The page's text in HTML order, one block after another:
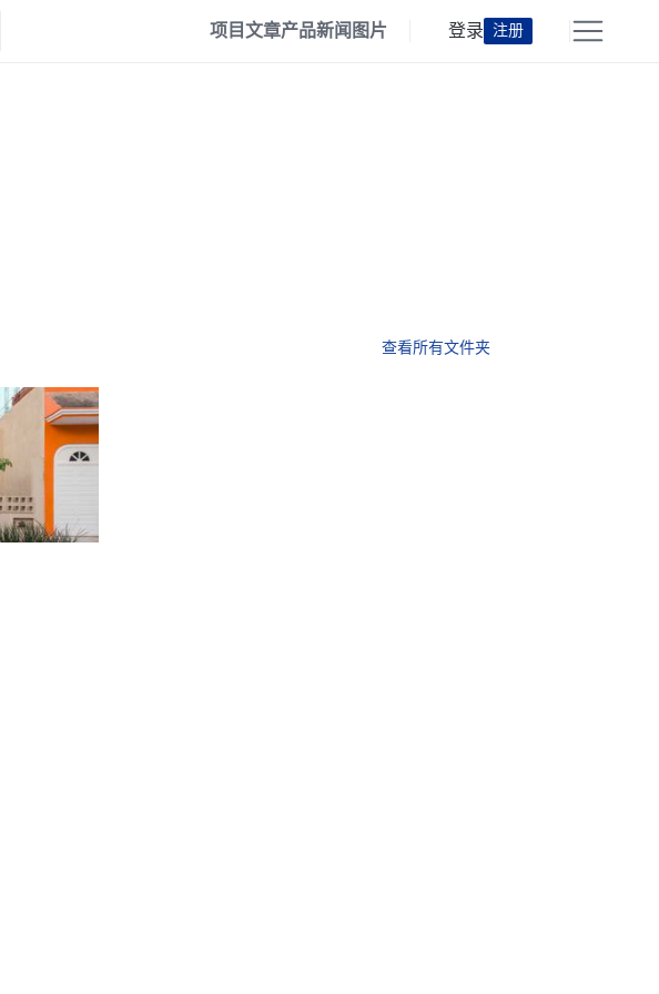
项目文章产品新闻 图片 登录 注册
查看所有文件夹